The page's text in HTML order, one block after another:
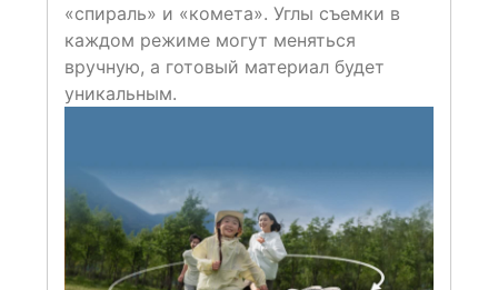
«спираль» и «комета». Углы съемки в
каждом режиме могут меняться
вручную, а готовый материал будет
уникальным.